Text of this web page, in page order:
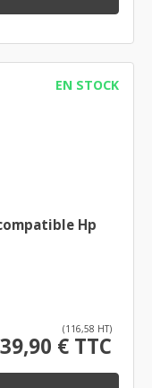
EN STOCK
Hp
(116,58 HT)
€ TTC